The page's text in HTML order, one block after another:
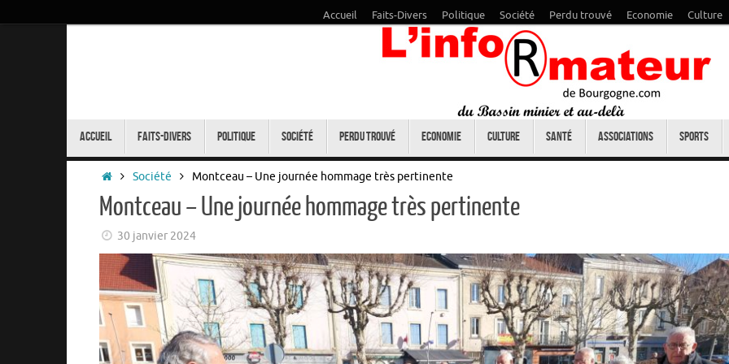
Accueil Faits-Divers Politique Société Perdu trouvé Economie Culture
Accueil Faits-Divers Politique Société Perdu trouvé Economie Culture Santé Associations Sports
Accueil
Société Montceau – Une journée hommage très pertinente
Montceau – Une journée hommage très pertinente
30 janvier 2024